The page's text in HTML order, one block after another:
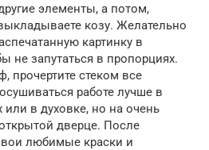
элементы, а потом,
козу. Желательно
картинку в
не запутаться в пропорциях.
прочертите стеком все
работе лучше в
или в духовке, но на очень
дверце. После
любимые краски и